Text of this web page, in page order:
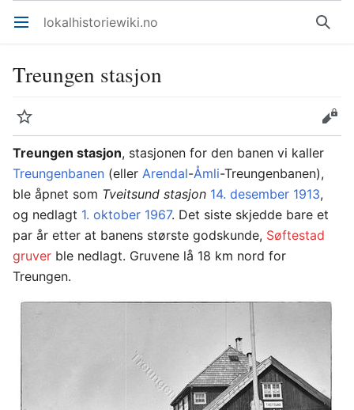
Åpne hovedmenyen lokalhistoriewiki.no Søk
Treungen stasjon
Overvåk
Rediger
Treungen stasjon, stasjonen for den banen vi kaller
Treungenbanen (eller Arendal-Åmli-Treungenbanen),
ble åpnet som Tveitsund stasjon 14. desember 1913,
og nedlagt 1. oktober 1967. Det siste skjedde bare et
par år etter at banens største godskunde, Søftestad
gruver ble nedlagt. Gruvene lå 18 km nord for
Treungen.